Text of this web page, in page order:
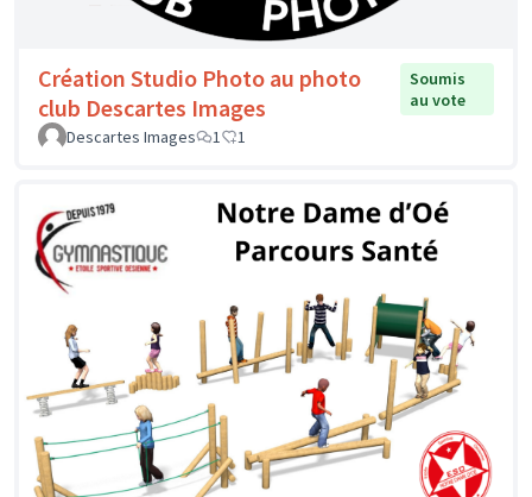
Création Studio Photo au photo
club Descartes Images
Soumis
au vote
Descartes Images
1 1